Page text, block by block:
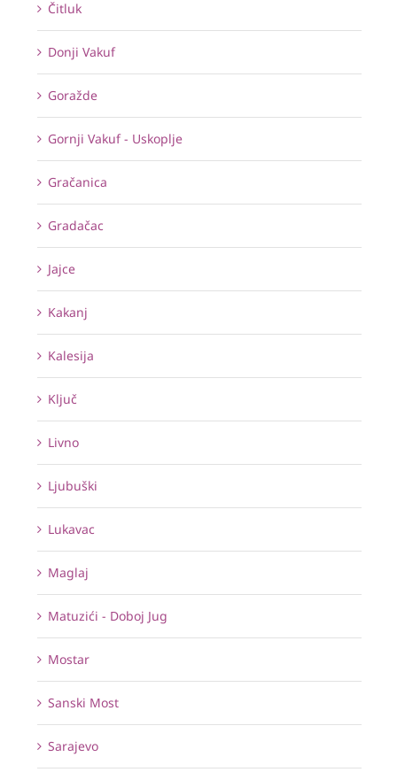
Čitluk
Donji Vakuf
Goražde
Gornji Vakuf - Uskoplje
Gračanica
Gradačac
Jajce
Kakanj
Kalesija
Ključ
Livno
Ljubuški
Lukavac
Maglaj
Matuzići - Doboj Jug
Mostar
Sanski Most
Sarajevo